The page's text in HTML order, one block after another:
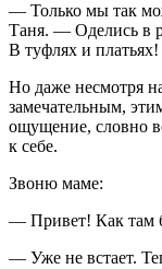
— Только мы так
Таня. — Оделись в
В туфлях и платьях!
Но даже несмотря
замечательным,
ощущение, словно
к себе.
Звоню маме:
— Привет! Как там
— Уже не встает.